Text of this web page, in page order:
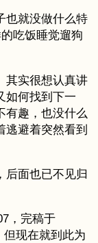
也就没做什么特
吃饭睡觉遛狗
其实很想认真讲
如何找到下一
有趣，也没什么
逃避着突然看到
后面也已不见归
，完稿于
但现在就到此为